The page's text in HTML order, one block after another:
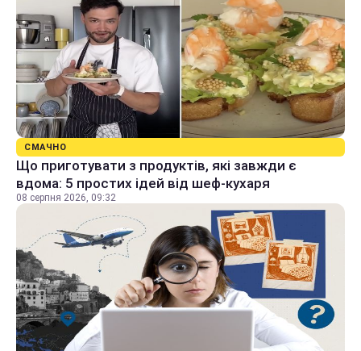
СМАЧНО
Що приготувати з продуктів, які завжди є
вдома: 5 простих ідей від шеф-кухаря
08 серпня 2026, 09:32